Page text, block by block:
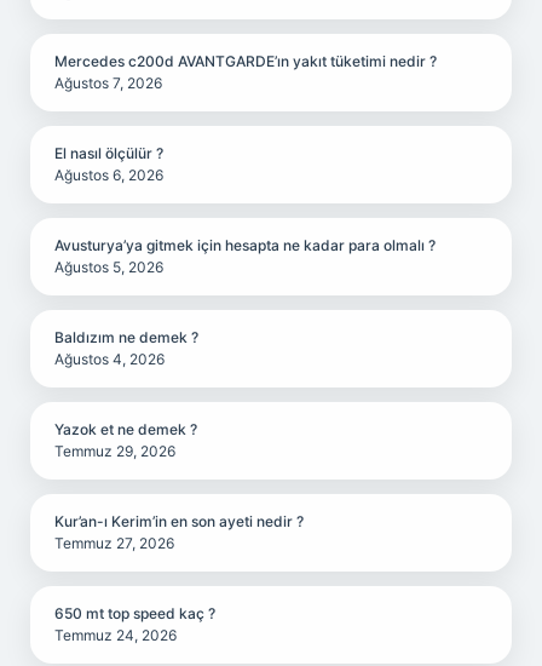
Mercedes c200d AVANTGARDE’ın yakıt tüketimi nedir ?
Ağustos 7, 2026
El nasıl ölçülür ?
Ağustos 6, 2026
Avusturya’ya gitmek için hesapta ne kadar para olmalı ?
Ağustos 5, 2026
Baldızım ne demek ?
Ağustos 4, 2026
Yazok et ne demek ?
Temmuz 29, 2026
Kur’an-ı Kerim’in en son ayeti nedir ?
Temmuz 27, 2026
650 mt top speed kaç ?
Temmuz 24, 2026